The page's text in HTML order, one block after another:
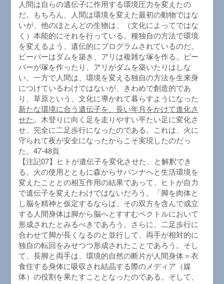
人間は自らの遺伝子に作用する環境圧力を変えたの
だ。もちろん、人間は環境を変えた最初の動物ではな
いが、他のほとんどの生物は、（文化によってではな
く）本能的にそれを行っている。種独自の方法で環境
を変えるよう、遺伝的にプログラムされているのだ。
ビーバーはダムを築き、アリは複雑な塚を作る。ビー
バーが塚を作ったり、アリがダムを築いたりはしな
い。一方で人間は、環境を変える独自の方法を生来身
につけているわけではないが、きわめで創造的であ
り、草原という、文化に導かれて暮らすようになった
新たな環境に合う遺伝子を、長い年月をかけて進化さ
せた。木登りに向く足を走りやすい平たい足に変化さ
せ、完全に二足歩行になったのである。これは、火に
守られて夜が安全になったからこそ実現したのだっ
た。47-48頁
【注記07】ヒトが遺伝子を変化させた、と解釈でき
る。火の使用とともに森からサバンナへと生活環境を
変えたこととの相互作用の結果であって、ヒトが自力
で遺伝子を変えたわけではないだろう。「脚を肉体と
し脳を精神と仮定するならば、その双方を含んで成立
する人間身体は脚から脳へとすすむベクトルにおいて
形成されたとみるべきであろう。さらに、二足歩行に
合わせて脚が長くなるのと並行して、両手が相対的に
独自の転回をみせつつ形成されたことであろう。そし
て、長脚と両手は、環境的自然の断片が人間身体＝衣
食住する身体に吸収され結晶する際のメディア（媒
体）の役割を果たすこととなったのである。そして、